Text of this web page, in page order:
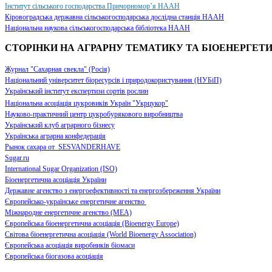
Інститут сільського господарства Причорномор’я НААН
Кіровоградська державна сільськогосподарська дослідна станція НААН
Національна наукова сільськогосподарська бібліотека НААН
СТОРІНКИ НА АГРАРНУ ТЕМАТИКУ ТА
Журнал "Сахарная свекла" (Росія)
Національний університет біоресурсів і природокористування (НУБіП)
Український інститут експертизи сортів рослин
Національна асоціація цукровиків Україн "Укрцукор"
Науково-практичний центр цукробурякового виробництва
Український клуб аграрного бізнесу
Українська аграрна конфедерація
Рынок сахара от SESVANDERHAVE
Sugar.ru
International Sugar Organization (ISO)
Біоенергетична асоціація України
Державне агенство з енергоефективності та енергозбереження України
Європейсько-українське енергетичне агенство
Міжнародне енергетичне агенство (МЕА)
Європейська біоенергетична асоціація (Bioenergy Europe)
Світова біоенергетична асоціація (World Bioenergy Association)
Європейська асоціація виробників біомаси
Європейська біогазова асоціація